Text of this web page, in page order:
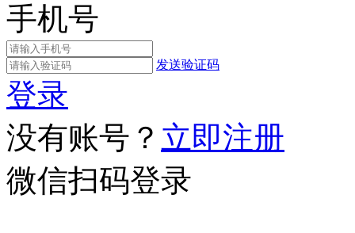
手机号
发送验证码
登录
没有账号？ 立即注册
微信扫码登录